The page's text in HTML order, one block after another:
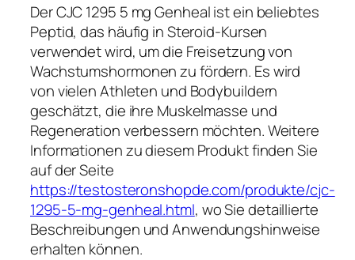
Der CJC 1295 5 mg Genheal ist ein beliebtes
Peptid, das häufig in Steroid-Kursen
verwendet wird, um die Freisetzung von
Wachstumshormonen zu fördern. Es wird
von vielen Athleten und Bodybuildern
geschätzt, die ihre Muskelmasse und
Regeneration verbessern möchten. Weitere
Informationen zu diesem Produkt finden Sie
auf der Seite
https://testosteronshopde.com/produkte/cjc-
1295-5-mg-genheal.html, wo Sie detaillierte
Beschreibungen und Anwendungshinweise
erhalten können.